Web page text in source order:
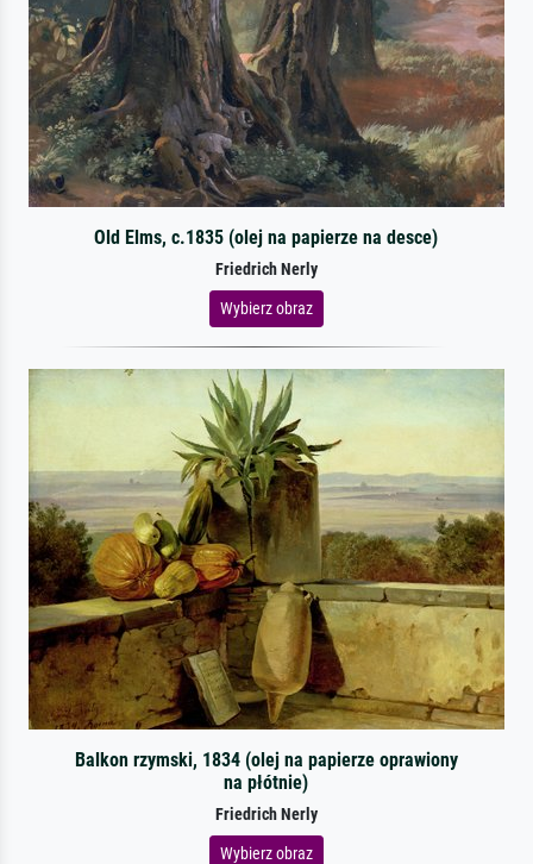
Old Elms, c.1835 (olej na papierze na desce)
Friedrich Nerly
Wybierz obraz
Balkon rzymski, 1834 (olej na papierze oprawiony
na płótnie)
Friedrich Nerly
Wybierz obraz